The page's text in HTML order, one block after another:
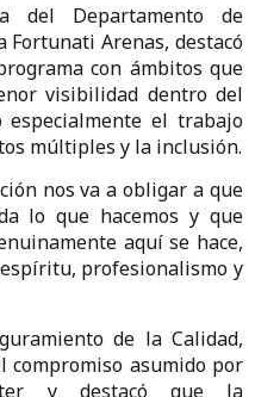
del Departamento de
Fortunati Arenas, destacó
con ámbitos que
visibilidad dentro del
especialmente el trabajo
múltiples y la inclusión.
nos va a obligar a que
lo que hacemos y que
aquí se hace,
profesionalismo y
de la Calidad,
compromiso asumido por
y destacó que la